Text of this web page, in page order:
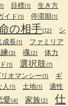
目標(1) 生き方
イド (1) 停滞期(1)
の相手(12)
シ
成長(1)
ファミリア
(3) 魂(2) 体力
(1) 選択肢(7)
リオマンシー(1)
ギ
人 (1) 土地(1) 適性
愛(4) 家族(2)
仕